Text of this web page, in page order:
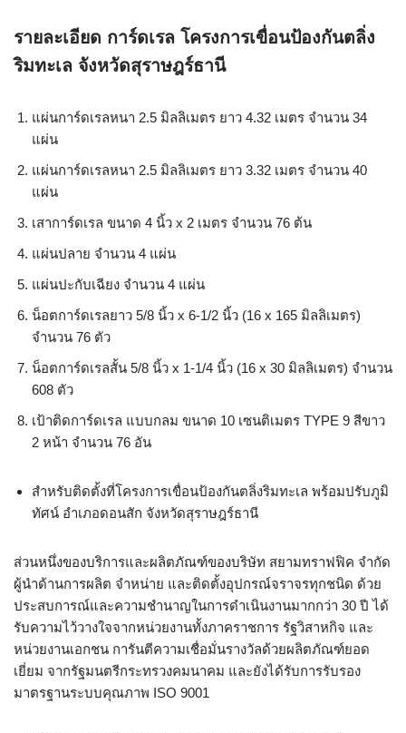
รายละเอียด การ์ดเรล โครงการเขื่อนป้องกันตลิ่ง
ริมทะเล จังหวัดสุราษฎร์ธานี
แผ่นการ์ดเรลหนา 2.5 มิลลิเมตร ยาว 4.32 เมตร จำนวน 34
แผ่น
แผ่นการ์ดเรลหนา 2.5 มิลลิเมตร ยาว 3.32 เมตร จำนวน 40
แผ่น
เสาการ์ดเรล ขนาด 4 นิ้ว x 2 เมตร จำนวน 76 ต้น
แผ่นปลาย จำนวน 4 แผ่น
แผ่นปะกับเฉียง จำนวน 4 แผ่น
น็อตการ์ดเรลยาว 5/8 นิ้ว x 6-1/2 นิ้ว (16 x 165 มิลลิเมตร)
จำนวน 76 ตัว
น็อตการ์ดเรลสั้น 5/8 นิ้ว x 1-1/4 นิ้ว (16 x 30 มิลลิเมตร) จำนวน
608 ตัว
เป้าติดการ์ดเรล แบบกลม ขนาด 10 เซนติเมตร TYPE 9 สีขาว
2 หน้า จำนวน 76 อัน
สำหรับติดตั้งที่โครงการเขื่อนป้องกันตลิ่งริมทะเล พร้อมปรับภูมิ
ทัศน์ อำเภอดอนสัก จังหวัดสุราษฎร์ธานี
ส่วนหนึ่งของบริการและผลิตภัณฑ์ของบริษัท สยามทราฟฟิค จำกัด
ผู้นำด้านการผลิต จำหน่าย และติดตั้งอุปกรณ์จราจรทุกชนิด ด้วย
ประสบการณ์และความชำนาญในการดำเนินงานมากกว่า 30 ปี ได้
รับความไว้วางใจจากหน่วยงานทั้งภาคราชการ รัฐวิสาหกิจ และ
หน่วยงานเอกชน การันตีความเชื่อมั่นรางวัลด้วยผลิตภัณฑ์ยอด
เยี่ยม จากรัฐมนตรีกระทรวงคมนาคม และยังได้รับการรับรอง
มาตรฐานระบบคุณภาพ ISO 9001